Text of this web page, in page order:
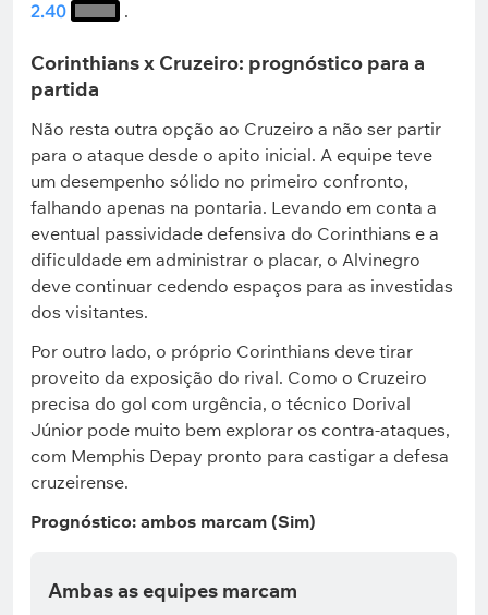
2.40
.
Corinthians x Cruzeiro: prognóstico para a
partida
Não resta outra opção ao Cruzeiro a não ser partir
para o ataque desde o apito inicial. A equipe teve
um desempenho sólido no primeiro confronto,
falhando apenas na pontaria. Levando em conta a
eventual passividade defensiva do Corinthians e a
dificuldade em administrar o placar, o Alvinegro
deve continuar cedendo espaços para as investidas
dos visitantes.
Por outro lado, o próprio Corinthians deve tirar
proveito da exposição do rival. Como o Cruzeiro
precisa do gol com urgência, o técnico Dorival
Júnior pode muito bem explorar os contra-ataques,
com Memphis Depay pronto para castigar a defesa
cruzeirense.
Prognóstico: ambos marcam (Sim)
Ambas as equipes marcam